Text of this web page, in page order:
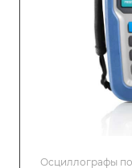
Осциллографы